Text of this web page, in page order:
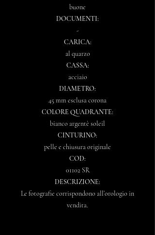
buone
DOCUMENTI:
-
CARICA:
al quarzo
CASSA:
acciaio
DIAMETRO:
45 mm esclusa corona
COLORE QUADRANTE:
bianco argentè soleil
CINTURINO:
pelle e chiusura originale
COD:
01102 SR
DESCRIZIONE:
Le fotografie corrispondono all’orologio in
vendita.